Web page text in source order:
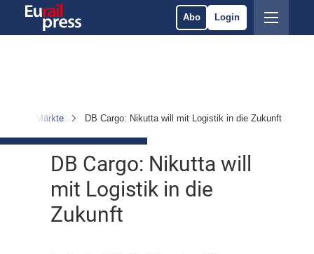
Abo Login
& Märkte DB Cargo: Nikutta will mit Logistik in die Zukunft
DB Cargo: Nikutta will
mit Logistik in die
Zukunft